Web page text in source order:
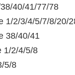
40/41/77/78
1/2/3/4/5/7/8/20/
38/40/41
1/2/4/5/8
5/8